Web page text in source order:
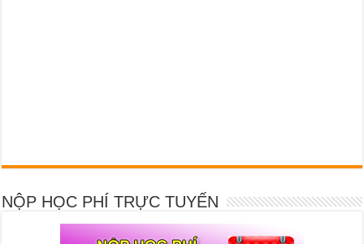
NỘP HỌC PHÍ TRỰC TUYẾN